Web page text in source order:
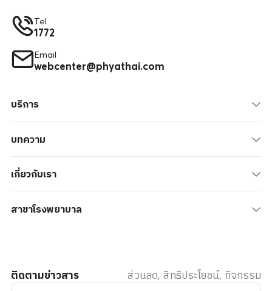
Tel
1772
Email
webcenter@phyathai.com
บริการ
บทความ
เกี่ยวกับเรา
สาขาโรงพยาบาล
ติดตามข่าวสาร ส่วนลด, สิทธิประโยชน์, กิจกรรม